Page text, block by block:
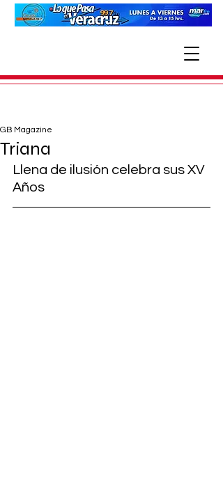
Triana
GB Magazine
Llena de ilusión celebra sus XV
Años